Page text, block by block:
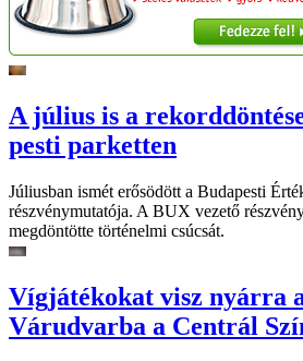
A július is a
pesti parketten
Júliusban ismét erősödött a Budapesti
részvénymutatója. A BUX vezető
megdöntötte történelmi csúcsát.
Vígjátékokat visz nyárra
Várudvarba a Centrál